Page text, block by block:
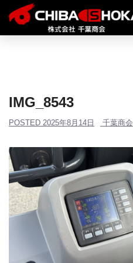
IMG_8543
POSTED 2025年8月14日 千葉商会